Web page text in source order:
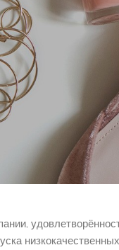
специалистов
UI, базу данных,
техническую
и частных